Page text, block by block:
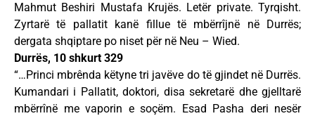
Mahmut Beshiri Mustafa Krujës. Letër private. Tyrqisht.
Zyrtarë të pallatit kanë fillue të mbërrîjnë në Durrës;
dergata shqiptare po niset për në Neu – Wied.
Durrës, 10 shkurt 329
“…Princi mbrênda këtyne tri javëve do të gjindet në Durrës.
Kumandari i Pallatit, doktori, disa sekretarë dhe gjelltarë
mbërrînë me vaporin e soçëm. Esad Pasha deri nesër